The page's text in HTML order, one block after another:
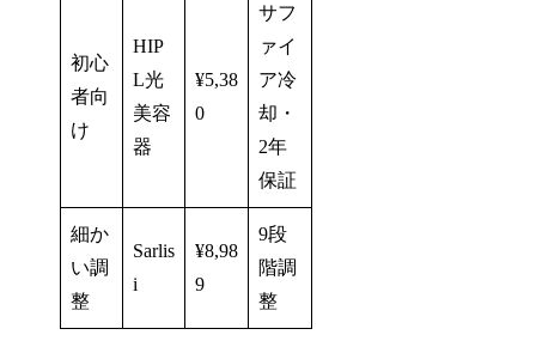
初心
者向
け
HIP
L光
美容
器
¥5,38
0
サフ
ァイ
ア冷
却・
2年
保証
細か
い調
整
Sarlis
i
¥8,98
9
9段
階調
整